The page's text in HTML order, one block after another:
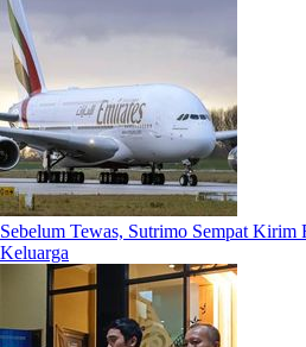
Sebelum Tewas, Sutrimo Sempat Kirim
Keluarga